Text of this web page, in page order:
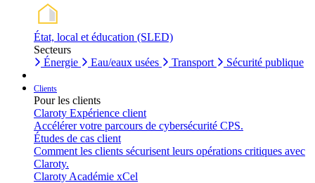
État, local et éducation (SLED)
Secteurs
Énergie
Eau/eaux usées Transport Sécurité publique
Clients
Pour les clients
Claroty Expérience client
Accélérer votre parcours de cybersécurité CPS.
Études de cas client
Comment les clients sécurisent leurs opérations critiques avec
Claroty.
Claroty Académie xCel